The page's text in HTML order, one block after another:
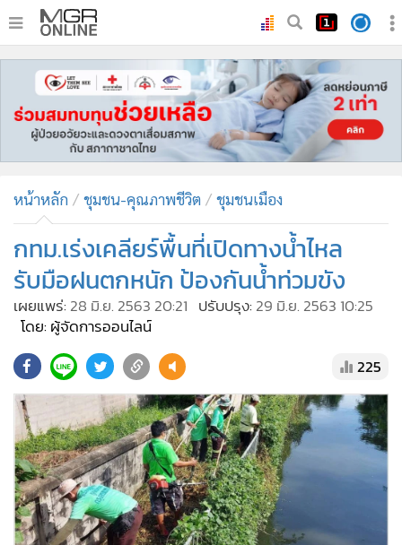
หน้าหลัก
ทันเหตุการณ์
• ภาคใต้
• บันเทิง
ผู้จัดการรายวัน
• คอลัมนิสต์
• ละคร
CbizReview
• ผู้จัดกวน
• Good health & Well-being
• Green Innovation & SD
• Management & HR
• MGR Live
• Infographic
• การเมือง
หน้าหลัก ชุมชน-คุณภาพชีวิต ชุมชนเมือง
กทม.เร่งเคลียร์พื้นที่เปิดทางน้ำไหล
รับมือฝนตกหนัก ป้องกันน้ำท่วมขัง
เผยแพร่: 28 มิ.ย. 2563 20:21 ปรับปรุง: 29 มิ.ย. 2563 10:25
โดย: ผู้จัดการออนไลน์
225